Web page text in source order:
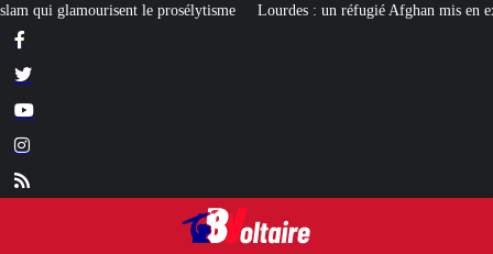
Lourdes : un réfugié Afghan mis en examen pour terrorisme Les